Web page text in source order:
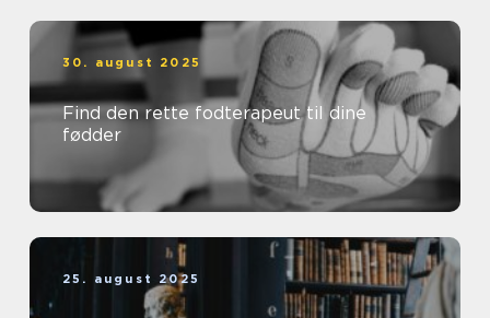
30. august 2025
Find den rette fodterapeut til dine
fødder
25. august 2025